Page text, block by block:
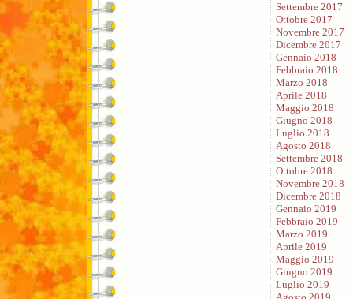
Settembre 2017
Ottobre 2017
Novembre 2017
Dicembre 2017
Gennaio 2018
Febbraio 2018
Marzo 2018
Aprile 2018
Maggio 2018
Giugno 2018
Luglio 2018
Agosto 2018
Settembre 2018
Ottobre 2018
Novembre 2018
Dicembre 2018
Gennaio 2019
Febbraio 2019
Marzo 2019
Aprile 2019
Maggio 2019
Giugno 2019
Luglio 2019